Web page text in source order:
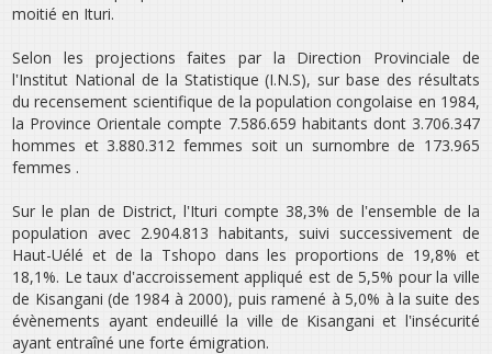
moitié en Ituri.
Selon les projections faites par la Direction Provinciale de
l‛Institut National de la Statistique (I.N.S), sur base des résultats
du recensement scientifique de la population congolaise en 1984,
la Province Orientale compte 7.586.659 habitants dont 3.706.347
hommes et 3.880.312 femmes soit un surnombre de 173.965
femmes .
Sur le plan de District, l‛Ituri compte 38,3% de l‛ensemble de la
population avec 2.904.813 habitants, suivi successivement de
Haut-Uélé et de la Tshopo dans les proportions de 19,8% et
18,1%. Le taux d‛accroissement appliqué est de 5,5% pour la ville
de Kisangani (de 1984 à 2000), puis ramené à 5,0% à la suite des
évènements ayant endeuillé la ville de Kisangani et l‛insécurité
ayant entraîné une forte émigration.